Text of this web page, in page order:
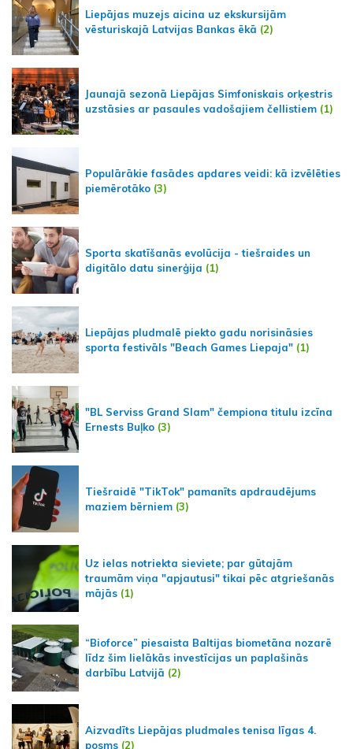
Liepājas muzejs aicina uz ekskursijām
vēsturiskajā Latvijas Bankas ēkā (2)
Jaunajā sezonā Liepājas Simfoniskais orķestris
uzstāsies ar pasaules vadošajiem čellistiem (1)
Populārākie fasādes apdares veidi: kā izvēlēties
piemērotāko (3)
Sporta skatīšanās evolūcija - tiešraides un
digitālo datu sinerģija (1)
Liepājas pludmalē piekto gadu norisināsies
sporta festivāls "Beach Games Liepaja" (1)
"BL Serviss Grand Slam" čempiona titulu izcīna
Ernests Buļko (3)
Tiešraidē "TikTok" pamanīts apdraudējums
maziem bērniem (3)
Uz ielas notriekta sieviete; par gūtajām
traumām viņa "apjautusi" tikai pēc atgriešanās
mājās (1)
“Bioforce” piesaista Baltijas biometāna nozarē
līdz šim lielākās investīcijas un paplašinās
darbību Latvijā (2)
Aizvadīts Liepājas pludmales tenisa līgas 4.
posms (2)